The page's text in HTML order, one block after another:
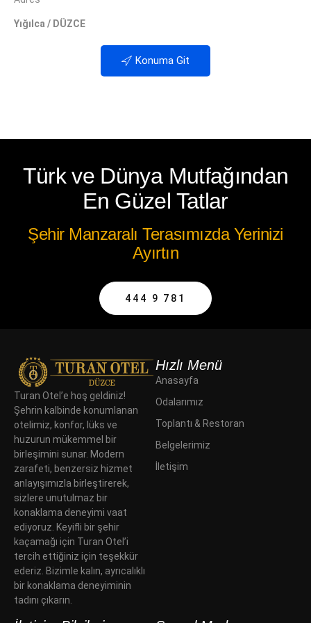
Yığılca / DÜZCE
Konuma Git
Türk ve Dünya Mutfağından
En Güzel Tatlar
Şehir Manzaralı Terasımızda Yerinizi
Ayırtın
444 9 781
Turan Otel’e hoş geldiniz!
Şehrin kalbinde konumlanan
otelimiz, konfor, lüks ve
huzurun mükemmel bir
birleşimini sunar. Modern
zarafeti, benzersiz hizmet
anlayışımızla birleştirerek,
sizlere unutulmaz bir
konaklama deneyimi vaat
ediyoruz. Keyifli bir şehir
kaçamağı için Turan Otel’i
tercih ettiğiniz için teşekkür
ederiz. Bizimle kalın, ayrıcalıklı
bir konaklama deneyiminin
tadını çıkarın.
Hızlı Menü
Anasayfa
Odalarımız
Toplantı & Restoran
Belgelerimiz
İletişim